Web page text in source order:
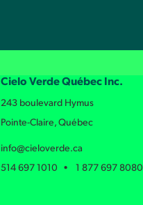
Cielo Verde Québec Inc.
243 boulevard Hymus
Pointe-Claire, Québec
info@cieloverde.ca
514 697 1010 • 1 877 697 8080